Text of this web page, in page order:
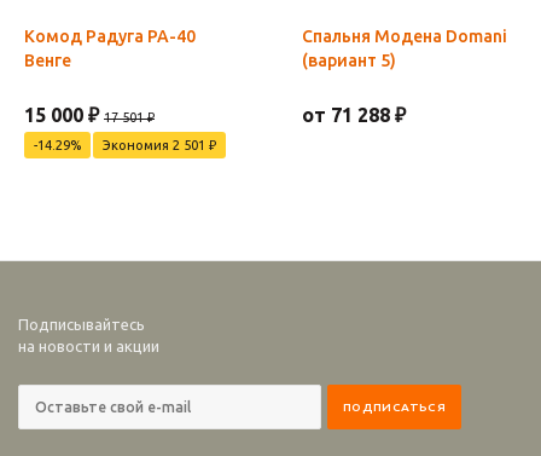
Комод Радуга РА-40
Венге
15 000 ₽ 17 501 ₽
-14.29%
Экономия 2 501 ₽
Спальня Модена Domani
(вариант 5)
от 71 288 ₽
Подписывайтесь
на новости и акции